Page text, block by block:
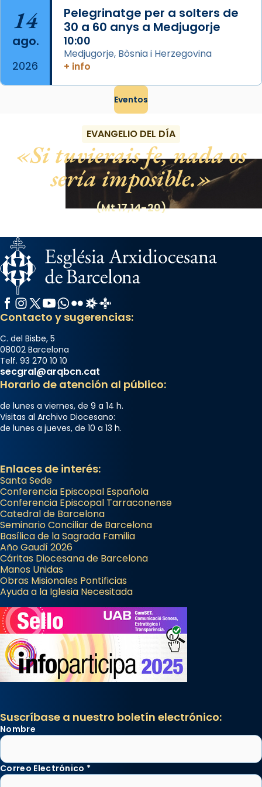
14
ago.
2026
Pelegrinatge per a solters de
30 a 60 anys a Medjugorje
10:00
Medjugorje, Bòsnia i Herzegovina
+ info
Eventos
EVANGELIO DEL DÍA
Si tuvierais fe, nada os
sería imposible.
(Mt 17,14-20)
Facebook
Instagram
X / Twitter
YouTube
WhatsApp
FlickrRadio Estel
Catalunya Cristiana
Contacto y sugerencias:
C. del Bisbe, 5
08002 Barcelona
Telf. 93 270 10 10
secgral@arqbcn.cat
Horario de atención al público:
de lunes a viernes, de 9 a 14 h.
Visitas al Archivo Diocesano:
de lunes a jueves, de 10 a 13 h.
Enlaces de interés:
Santa Sede
Conferencia Episcopal Española
Conferencia Episcopal Tarraconense
Catedral de Barcelona
Seminario Conciliar de Barcelona
Basílica de la Sagrada Familia
Año Gaudí 2026
Cáritas Diocesana de Barcelona
Manos Unidas
Obras Misionales Pontificias
Ayuda a la Iglesia Necesitada
Suscríbase a nuestro boletín electrónico:
Nombre
Correo Electrónico *